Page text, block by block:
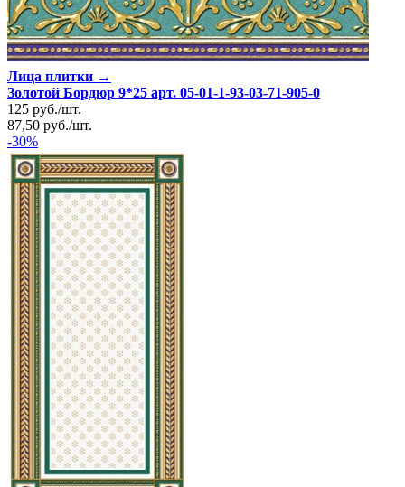
Лица плитки →
Золотой Бордюр 9*25 арт. 05-01-1-93-03-71-905-0
125 руб./шт.
87,50 руб./шт.
-30%